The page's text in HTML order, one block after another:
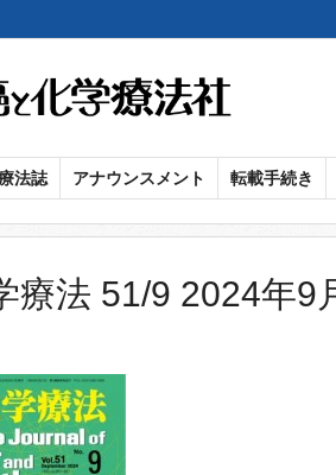
テ
に
法誌 アナウンスメント 転載手続き
療法 51/9 2024年9